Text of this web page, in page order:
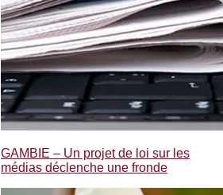
GAMBIE – Un projet de loi sur les
médias déclenche une fronde